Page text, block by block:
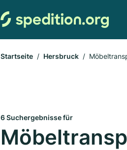
Startseite Hersbruck
6 Suchergebnisse für